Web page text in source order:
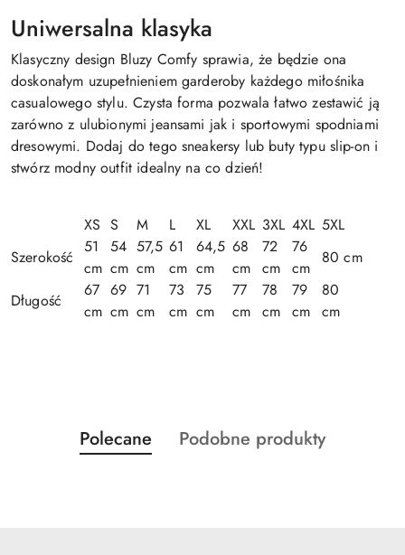
Uniwersalna klasyka
Klasyczny design Bluzy Comfy sprawia, że będzie ona
doskonałym uzupełnieniem garderoby każdego miłośnika
casualowego stylu. Czysta forma pozwala łatwo zestawić ją
zarówno z ulubionymi jeansami jak i sportowymi spodniami
dresowymi. Dodaj do tego sneakersy lub buty typu slip-on i
stwórz modny outfit idealny na co dzień!
XS S M L XL XXL 3XL 4XL 5XL
Szerokość
51
cm
54
cm
57,5
cm
61
cm
64,5
cm
68
cm
72
cm
76
cm
80 cm
Długość
67
cm
69
cm
71
cm
73
cm
75
cm
77
cm
78
cm
79
cm
80
cm
Pomiń karuzelę produktów
Produkty
o
Polecane
Produkty
Podobne produkty